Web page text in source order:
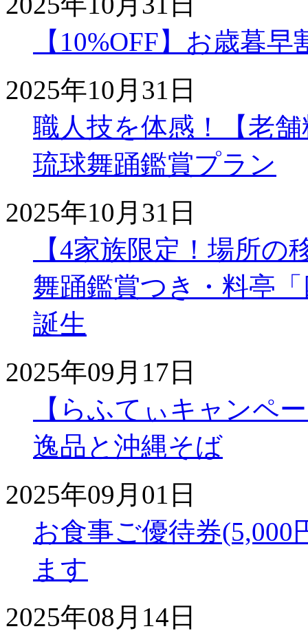
【10%OFF】お歳暮
2025年10月31日
職人技を体感！【老
琉球舞踊鑑賞プラン
2025年10月31日
【4家族限定！場所
舞踊鑑賞つき・料亭
誕生
2025年09月17日
【らふてぃキャンペ
逸品と沖縄そば
2025年09月01日
お食事ご優待券(5,000
ます
2025年08月14日